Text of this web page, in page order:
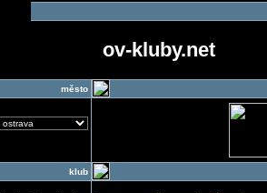
ov-kluby.net
město
klub